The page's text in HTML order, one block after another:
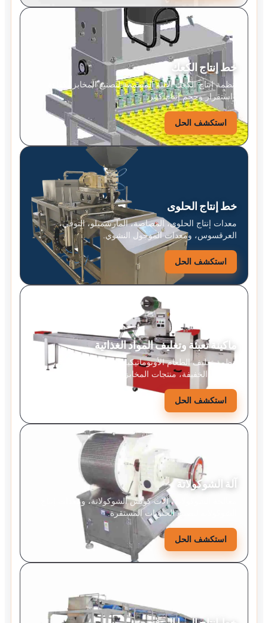
خط إنتاج الكعك
أنظمة إنتاج الكعك الآلية المصممة لتصنيع المخابز بكفاءة
واستقرار وحجم إنتاج كبير.
استكشف الحل
خط إنتاج الحلوى
معدات إنتاج الحلوى، المصاصة، المارشميلو، التوفي،
العرقسوس، ومعدات الموجول النشوي.
استكشف الحل
ماكينة تعبئة وتغليف المواد الغذائية
أنظمة تغليف الطعام الأوتوماتيكية للبسكويت، الحلوى،
الوجبات الخفيفة، منتجات المخابز، والأطعمة الصلبة.
استكشف الحل
آلة الشوكولاتة
معالجة الشوكولاتة، آلات كونش الشوكولاتة، ومعدات إنتاج
الشوكولاتة لتصنيع الحلويات المستقرة.
استكشف الحل